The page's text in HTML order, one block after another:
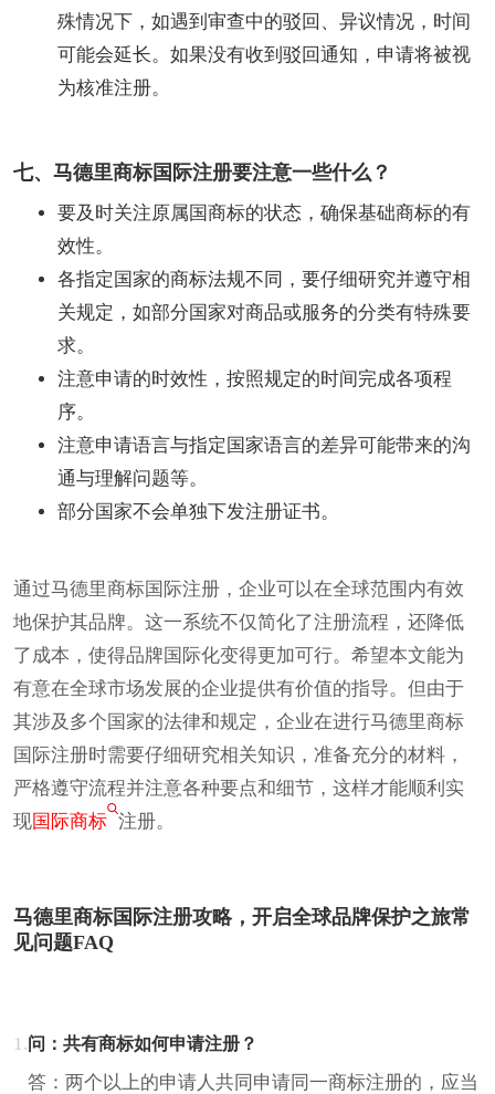
殊情况下，如遇到审查中的驳回、异议情况，时间
可能会延长。如果没有收到驳回通知，申请将被视
为核准注册。
七、马德里商标国际注册要注意一些什么？
要及时关注原属国商标的状态，确保基础商标的有
效性。
各指定国家的商标法规不同，要仔细研究并遵守相
关规定，如部分国家对商品或服务的分类有特殊要
求。
注意申请的时效性，按照规定的时间完成各项程
序。
注意申请语言与指定国家语言的差异可能带来的沟
通与理解问题等。
部分国家不会单独下发注册证书。
通过马德里商标国际注册，企业可以在全球范围内有效
地保护其品牌。这一系统不仅简化了注册流程，还降低
了成本，使得品牌国际化变得更加可行。希望本文能为
有意在全球市场发展的企业提供有价值的指导。但由于
其涉及多个国家的法律和规定，企业在进行马德里商标
国际注册时需要仔细研究相关知识，准备充分的材料，
严格遵守流程并注意各种要点和细节，这样才能顺利实
现国际商标 注册。
马德里商标国际注册攻略，开启全球品牌保护之旅常
见问题FAQ
1.问：共有商标如何申请注册？
答：两个以上的申请人共同申请同一商标注册的，应当